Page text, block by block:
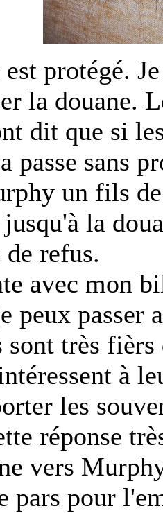
protégé.
la douane.
dit que si
passe sans
un fils
la
refus.
avec mon
peux passer
très fièrs
à
les
réponse
vers
pars pour